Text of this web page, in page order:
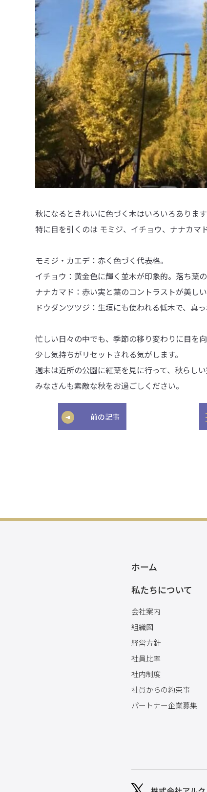
秋になるときれいに色づく木はいろいろあります
特に目を引くのは モミジ、イチョウ、ナナカマ
モミジ・カエデ：赤く色づく代表格。
イチョウ：黄金色に輝く並木が印象的。落ち葉
ナナカマド：赤い実と葉のコントラストが美しい
ドウダンツツジ：生垣にも使われる低木で、真
忙しい日々の中でも、季節の移り変わりに目を
少し気持ちがリセットされる気がします。
週末は近所の公園に紅葉を見に行って、秋らし
みなさんも素敵な秋をお過ごしください。
前の記事
ホーム
私たちについて
会社案内
組織図
経営方針
社員比率
社内制度
社員からの約束事
パートナー企業募集